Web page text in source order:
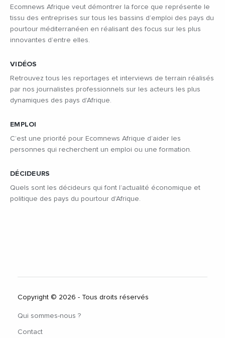
Ecomnews Afrique veut démontrer la force que représente le
tissu des entreprises sur tous les bassins d’emploi des pays du
pourtour méditerranéen en réalisant des focus sur les plus
innovantes d’entre elles.
VIDÉOS
Retrouvez tous les reportages et interviews de terrain réalisés
par nos journalistes professionnels sur les acteurs les plus
dynamiques des pays d'Afrique.
EMPLOI
C’est une priorité pour Ecomnews Afrique d’aider les
personnes qui recherchent un emploi ou une formation.
DÉCIDEURS
Quels sont les décideurs qui font l’actualité économique et
politique des pays du pourtour d'Afrique.
Copyright © 2026 - Tous droits réservés
Qui sommes-nous ?
Contact